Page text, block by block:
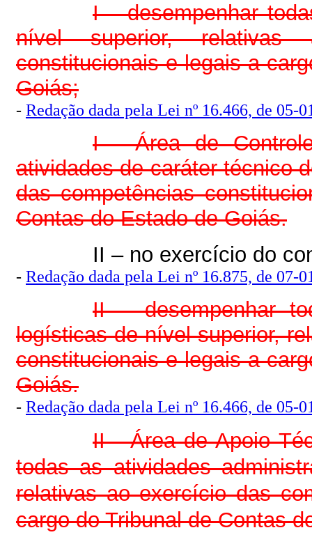
I – desempenhar
nível superior, relativas
constitucionais e legais a
Goiás;
- Redação dada pela Lei nº 16.466, de 05-
I - Área de
atividades de caráter técnico
das competências
Contas do Estado de Goiás.
II – no exercício do
- Redação dada pela Lei nº 16.875, de 07-
II – desempenhar
logísticas de nível superior,
constitucionais e legais a
Goiás.
- Redação dada pela Lei nº 16.466, de 05-
II - Área de Apoio
todas as atividades
relativas ao exercício das
cargo do Tribunal de Contas